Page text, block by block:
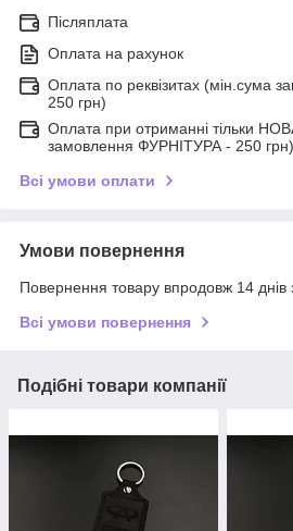
Післяплата
Оплата на рахунок
Оплата по реквізитах (мін.сума
250 грн)
Оплата при отриманні тільки
замовлення ФУРНІТУРА - 250 грн)
Всі умови оплати
Умови повернення
Повернення товару впродовж 14 днів
Всі умови повернення
Подібні товари компанії